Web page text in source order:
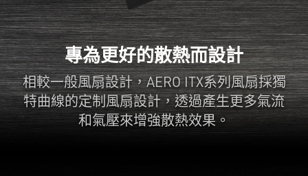
專為更好的散熱而設計
相較一般風扇設計，AERO ITX系列風扇採獨
特曲線的定制風扇設計，透過產生更多氣流
和氣壓來增強散熱效果。